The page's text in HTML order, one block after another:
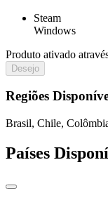
Steam
Windows
Produto ativado
Desejo
Regiões
Brasil, Chile,
Países